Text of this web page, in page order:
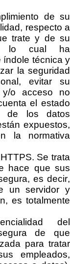
de su
respecto a
tratey de su
lo cual ha
índole técnica y
la seguridad
evitar su
y/o acceso no
el estado
de los datos
expuestos,
la normativa
Se trata
hace que sus
es decir,
un servidor y
es totalmente
del
de que
para tratar
empleados,